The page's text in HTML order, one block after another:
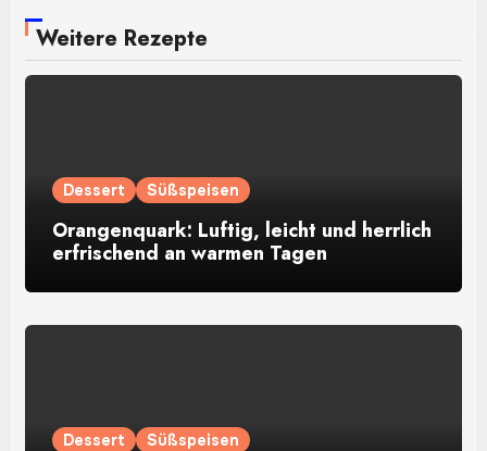
Weitere Rezepte
Dessert Süßspeisen
Orangenquark: Luftig, leicht und herrlich
erfrischend an warmen Tagen
Dessert Süßspeisen